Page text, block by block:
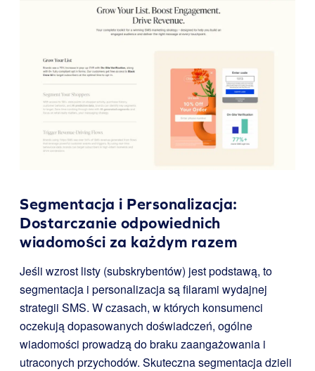
Segmentacja i Personalizacja:
Dostarczanie odpowiednich
wiadomości za każdym razem
Jeśli wzrost listy (subskrybentów) jest podstawą, to
segmentacja i personalizacja są filarami wydajnej
strategii SMS. W czasach, w których konsumenci
oczekują dopasowanych doświadczeń, ogólne
wiadomości prowadzą do braku zaangażowania i
utraconych przychodów. Skuteczna segmentacja dzieli